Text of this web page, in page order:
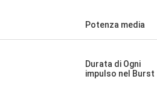
Potenza media
Durata di Ogni
impulso nel Burst